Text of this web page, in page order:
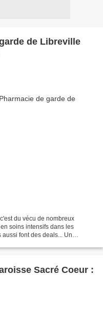
de Libreville
du vécu de nombreux
soins intensifs dans les
font des deals... Un
Sacré Coeur :